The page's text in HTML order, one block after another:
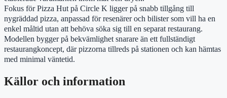
Fokus för Pizza Hut på Circle K ligger på snabb tillgång till
nygräddad pizza, anpassad för resenärer och bilister som vill ha en
enkel måltid utan att behöva söka sig till en separat restaurang.
Modellen bygger på bekvämlighet snarare än ett fullständigt
restaurangkoncept, där pizzorna tillreds på stationen och kan hämtas
med minimal väntetid.
Källor och information